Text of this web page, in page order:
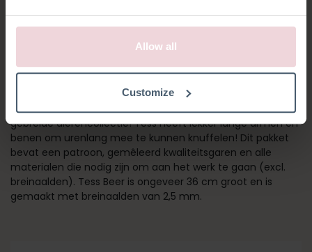
Allow all
Customize
TESS BEER
Tess Beer maakt onderdeel uit van Christel Krukkert haar
gebreide dierencollectie! Tess heeft lekker lange armen en
benen om urenlang mee te kunnen knuffelen! Dit pakket
bevat een patroon, gemêleerd kwaliteitsgaren en alle
materialen die nodig zijn om aan het werk te gaan (excl.
breinaalden). Tess Beer is ongeveer 36 cm groot en is
gemaakt met breinaalden van 2,5 mm.